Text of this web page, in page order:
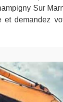
Sur
et demandez